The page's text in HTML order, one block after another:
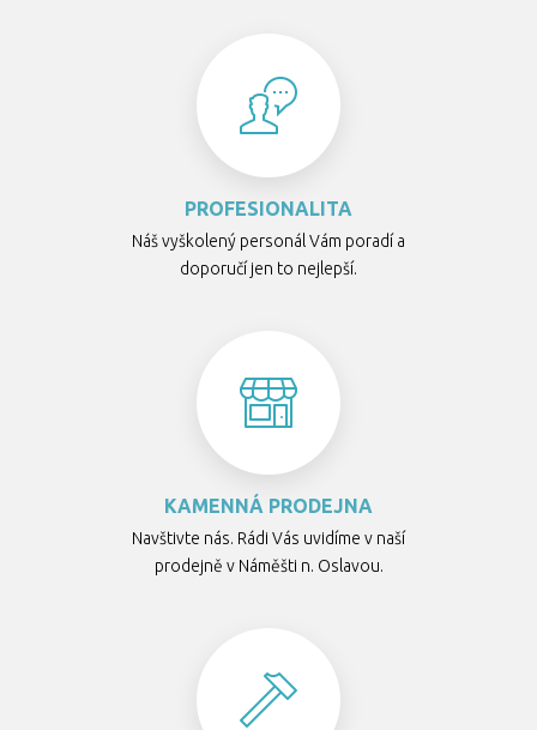
PROFESIONALITA
Náš vyškolený personál Vám poradí a
doporučí jen to nejlepší.
KAMENNÁ PRODEJNA
Navštivte nás. Rádi Vás uvidíme v naší
prodejně v Náměšti n. Oslavou.